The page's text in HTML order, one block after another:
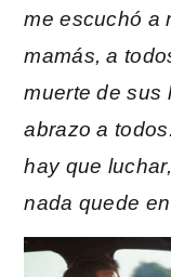
me escuchó a
mamás, a
muerte de sus
abrazo a
hay que
nada quede